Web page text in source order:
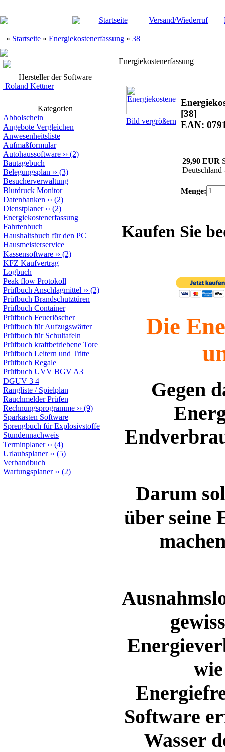
Startseite Versand/Wiederruf
» Startseite » Energiekostenerfassung » 38
Hersteller der Software
Roland Kettner
Kategorien
Abholschein
Angebote Vergleichen
Anwesenheitsliste
Aufmaßformular
Autohaussoftware ›› (2)
Bautagebuch
Belegungsplan ›› (3)
Besucherverwaltung
Blutdruck Monitor
Datenbanken ›› (2)
Dienstplaner›› (2)
Energiekostenerfassung
Fahrtenbuch
Haushaltsbuch für den PC
Hausmeisterservice
Kassensoftware ›› (2)
KFZ Kaufvertrag
Logbuch
Peak flow Protokoll
Prüfbuch Anschlagmittel ›› (2)
Prüfbuch Brandschutztüren
Prüfbuch Container
Prüfbuch Feuerlöscher
Prüfbuch für Aufzugswärter
Prüfbuch für Schultafeln
Prüfbuch kraftbetriebene Tore
Prüfbuch Leitern und Tritte
Prüfbuch Regale
Prüfbuch UVV BGV A3
DGUV 3 4
Rangliste / Spielplan
Rauchmelder Prüfen
Rechnungsprogramme ›› (9)
Sparkasten Software
Sprengbuch für Explosivstoffe
Stundennachweis
Terminplaner›› (4)
Urlaubsplaner›› (5)
Verbandbuch
Wartungsplaner›› (2)
Energiekostenerfassung
Bild vergrößern
[38]
EAN:
29,90 EUR
Deutschland
Menge:
Kaufen Sie
Die
Gegen
Darum
über seine
Software
Wasser